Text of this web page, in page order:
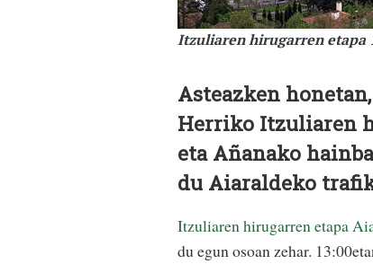
Itzuliaren hirugarren etapa
Asteazken
Herriko Itzuliaren
eta Añanako
du Aiaraldeko
Itzuliaren hirugarren etapa
du egun osoan zehar.